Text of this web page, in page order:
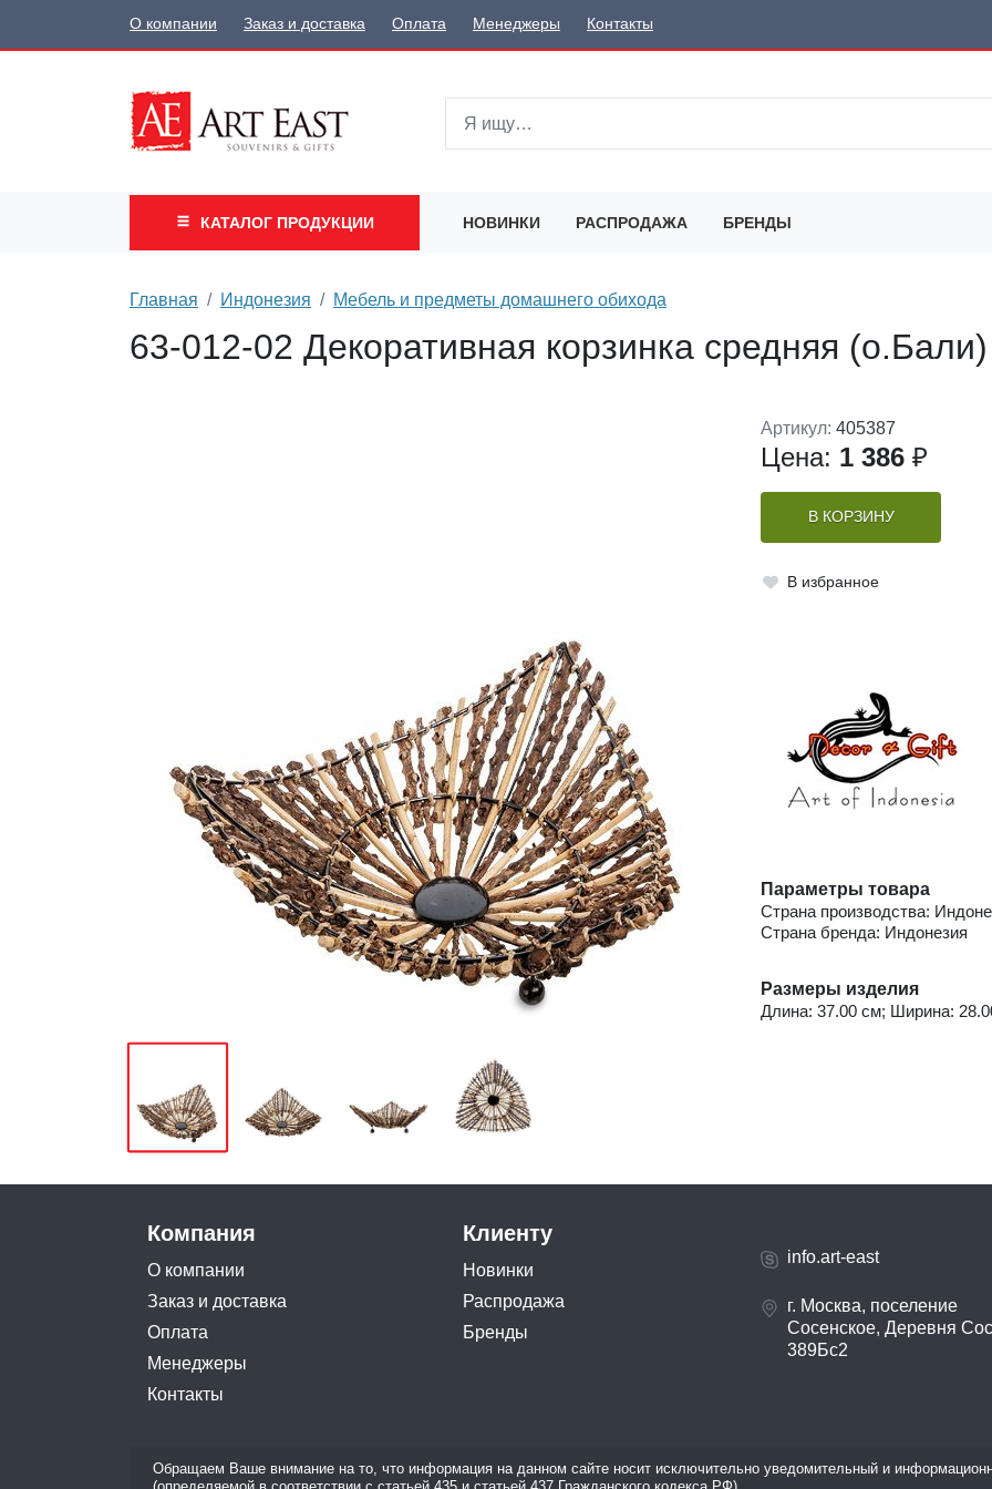
О компании Заказ и доставка Оплата Менеджеры Контакты
КАТАЛОГ ПРОДУКЦИИ НОВИНКИ РАСПРОДАЖА БРЕНДЫ
Главная Индонезия Мебель и предметы домашнего обихода
63-012-02 Декоративная корзинка средняя (о.Бали)
Артикул: 405387
Цена: 1 386 ₽
В КОРЗИНУ
В избранное
Параметры товара
Страна производства:
Страна бренда: Индонезия
Размеры изделия
Длина: 37.00 см; Ширина:
Компания
О компании
Заказ и доставка
Оплата
Менеджеры
Контакты
Клиенту
Новинки
Распродажа
Бренды
info.art-east
г. Москва, поселение
Сосенское, Деревня
389Бс2
Обращаем Ваше внимание на то, что информация на данном сайте носит исключительно уведомительный и